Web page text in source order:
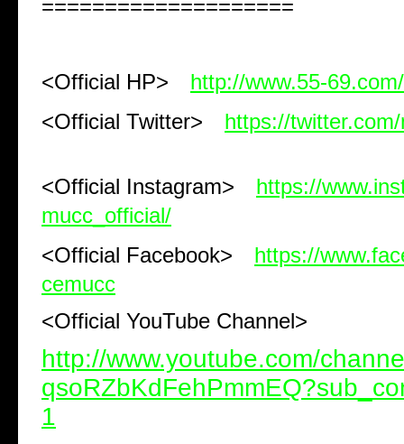
====================
<Official HP> http://www.55-69.com/
<Official Twitter> https://
<Official Instagram> https://
mucc_official/
<Official Facebook> https://
cemucc
<Official YouTube Channel>
http://www.youtube.com/
1